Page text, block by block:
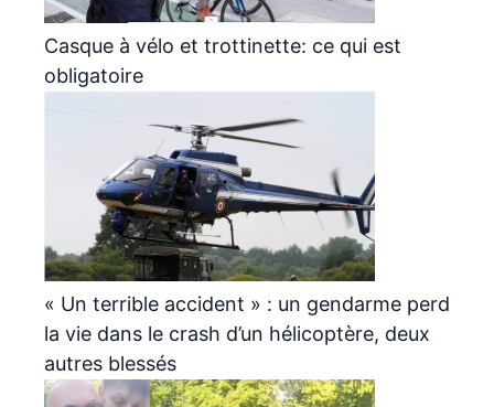
Casque à vélo et trottinette: ce qui est
obligatoire
« Un terrible accident » : un gendarme perd
la vie dans le crash d’un hélicoptère, deux
autres blessés